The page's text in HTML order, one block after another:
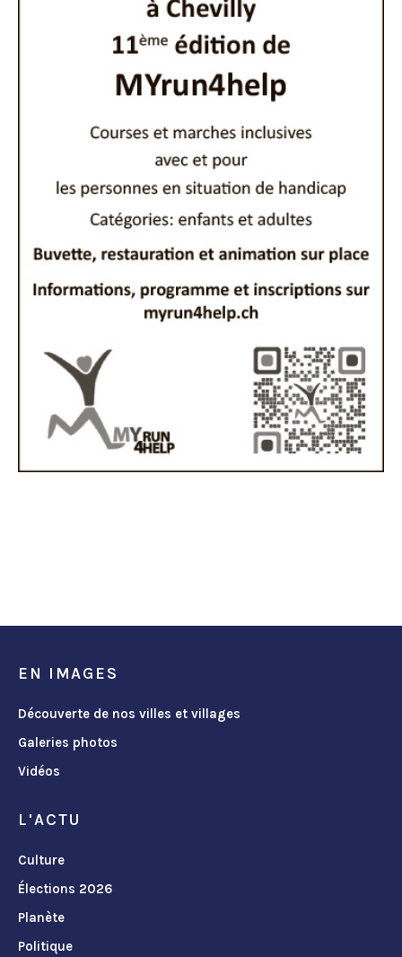
EN IMAGES
Découverte de nos villes et villages
Galeries photos
Vidéos
L'ACTU
Culture
Élections 2026
Planète
Politique